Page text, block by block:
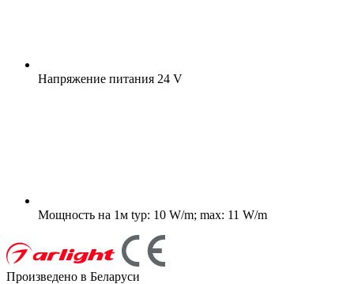
Напряжение питания 24 V
Мощность на 1м typ: 10 W/m; max: 11 W/m
Произведено в Беларуси